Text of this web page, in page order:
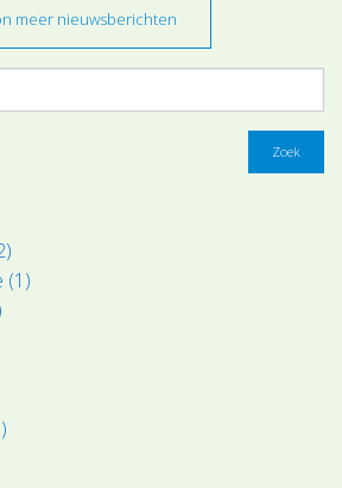
meer nieuwsberichten
Zoek
(1)